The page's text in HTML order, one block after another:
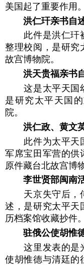
美国起了重要作用。
洪仁玕亲书自
此件是洪仁玕被
整理校阅，是研究
故宫博物院。
洪天贵福亲书
这是太平天国幼
是研究太平天国
院。
洪仁政、黄文
此件为太平天国
军席宝田军营的供
原件藏台北故宫博
李世贤部闽南
天京失守后，侍
述，是研究太平天
历档案馆收藏抄件。
驻俄公使胡惟
这里发表的是光
使胡惟德与清廷的